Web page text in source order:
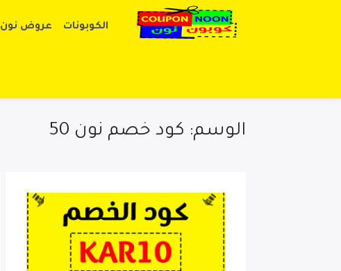
الكوبونات عروض نون
الوسم: كود خصم نون 50